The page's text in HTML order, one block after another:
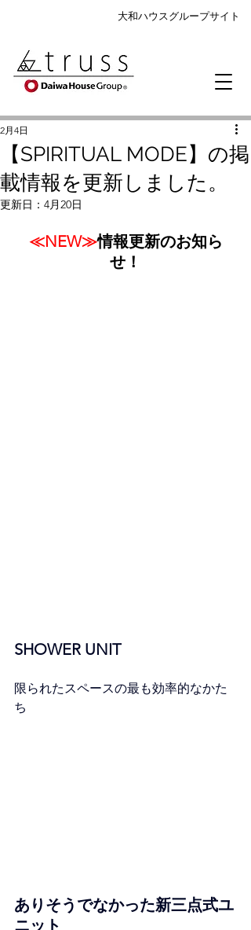
大和ハウスグループサイト
【SPIRITUAL MODE】の掲
載情報を更新しました。
2月4日
更新日： 4月20日
≪NEW≫情報更新のお知ら
せ！
SHOWER UNIT
限られたスペースの最も効率的なかた
ち
ありそうでなかった新三点式ユ
ニット